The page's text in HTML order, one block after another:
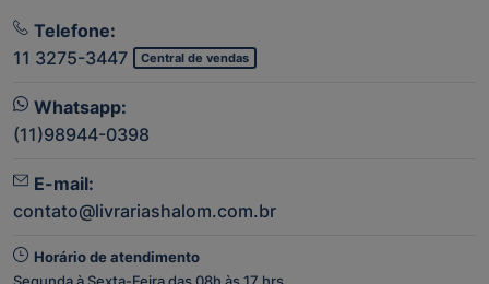
Telefone:
11 3275-3447
Central de vendas
Whatsapp:
(11)98944-0398
E-mail:
contato@livrariashalom.com.br
Horário de atendimento
Segunda à Sexta-Feira das 08h às 17 hrs